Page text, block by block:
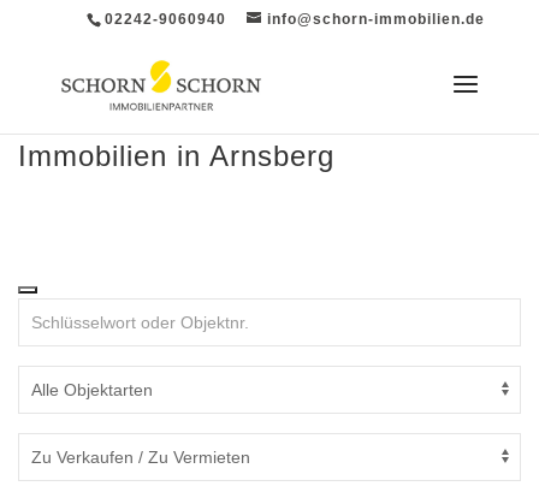
02242-9060940 info@schorn-immobilien.de
Immobilien in Arnsberg